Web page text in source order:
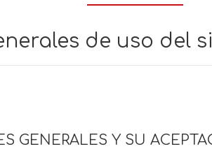
de uso del
GENERALES Y SU